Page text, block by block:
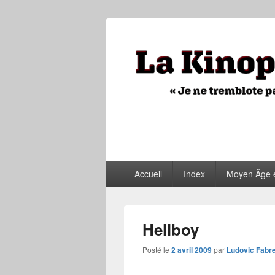
La
principalAccueil Index Moyen Âge
Hellboy
Posté le 2 avril 2009par Ludovic